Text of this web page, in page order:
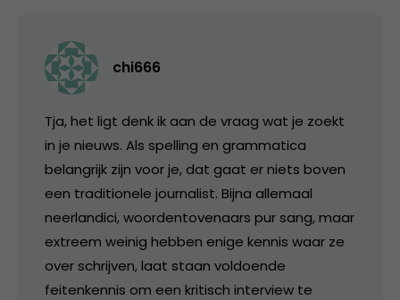
chi666
Tja, het ligt denk ik aan de vraag wat je zoekt
in je nieuws. Als spelling en grammatica
belangrijk zijn voor je, dat gaat er niets boven
een traditionele journalist. Bijna allemaal
neerlandici, woordentovenaars pur sang, maar
extreem weinig hebben enige kennis waar ze
over schrijven, laat staan voldoende
feitenkennis om een kritisch interview te